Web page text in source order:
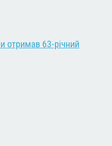
отримав 63-річний